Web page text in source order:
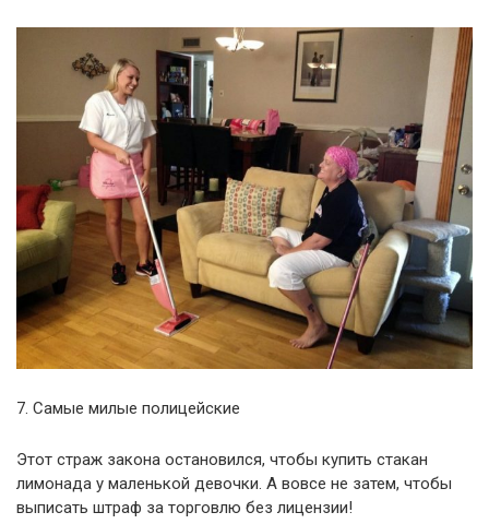
7. Самые милые полицейские
Этот страж закона остановился, чтобы купить стакан
лимонада у маленькой девочки. А вовсе не затем, чтобы
выписать штраф за торговлю без лицензии!